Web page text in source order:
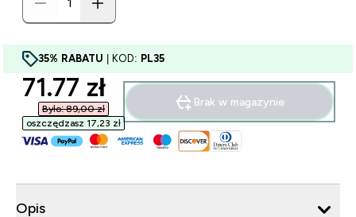
35% RABATU | KOD: PL35
discounted price
71.77 zł‎
Było: 89,00 zł‎
oszczędzasz 17,23 zł‎
Brak w magazynie
Opis